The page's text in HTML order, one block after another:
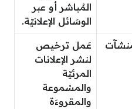
المُباشر أو عبر
الوسَائل الإعلانيّة.
عَمل ترخيص
لنشر الإعلانات
المرئيّة
والمسْموعة
والمقروءَة